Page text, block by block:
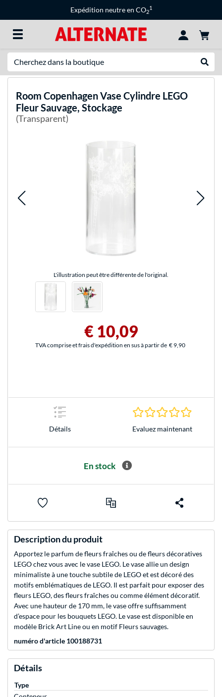
Expédition neutre en CO2
1
Room CopenhagenVase Cylindre LEGO
Fleur Sauvage, Stockage
(Transparent)
L'illustration peut être différente de l'original.
€ 10,09
TVA comprise et frais d'expédition en sus à partir de € 9,90
Détails Evaluez maintenant
En stock
Description du produit
Apportez le parfum de fleurs fraîches ou de fleurs décoratives
LEGO chez vous avec le vase LEGO. Le vase allie un design
minimaliste à une touche subtile de LEGO et est décoré des
motifs emblématiques de LEGO. Il est parfait pour exposer des
fleurs LEGO, des fleurs fraîches ou comme élément décoratif.
Avec une hauteur de 170 mm, le vase offre suffisamment
d’espace pour les bouquets LEGO. Le vase est disponible en
modèle Brick Art Line ou en motif Fleurs sauvages.
numéro d'article 100188731
Détails
Type